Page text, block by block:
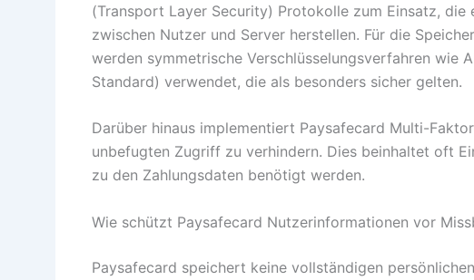
(Transport Layer Security) Protokolle zum Einsatz, die
zwischen Nutzer und Server herstellen. Für die
werden symmetrische Verschlüsselungsverfahren wie
Standard) verwendet, die als besonders sicher gelten.
Darüber hinaus implementiert Paysafecard Multi-
unbefugten Zugriff zu verhindern. Dies beinhaltet oft
zu den Zahlungsdaten benötigt werden.
Wie schützt Paysafecard Nutzerinformationen vor
Paysafecard speichert keine vollständigen